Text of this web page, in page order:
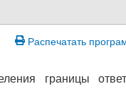
Распечатать
границы